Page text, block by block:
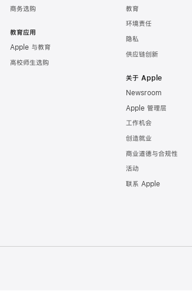
商务选购
教育应用
Apple 与教育
高校师生选购
教育
环境责任
隐私
供应链创新
关于 Apple
Newsroom
Apple 管理层
工作机会
创造就业
商业道德与合规性
活动
联系 Apple